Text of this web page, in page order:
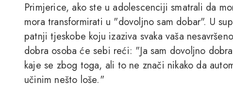
Primjerice, ako ste u adolescenciji smatrali da
mora transformirati u "dovoljno sam dobar". U
patnji tjeskobe koju izaziva svaka vaša
dobra osoba će sebi reći: "Ja sam dovoljno
kaje se zbog toga, ali to ne znači nikako da
učinim nešto loše."